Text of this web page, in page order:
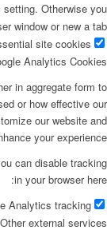
Otherwise you
window or new a tab.
site cookies.
Analytics Cookies
in aggregate form to
or how effective our
our website and
your experience.
can disable tracking
in your browser here:
Analytics tracking.
Other external services